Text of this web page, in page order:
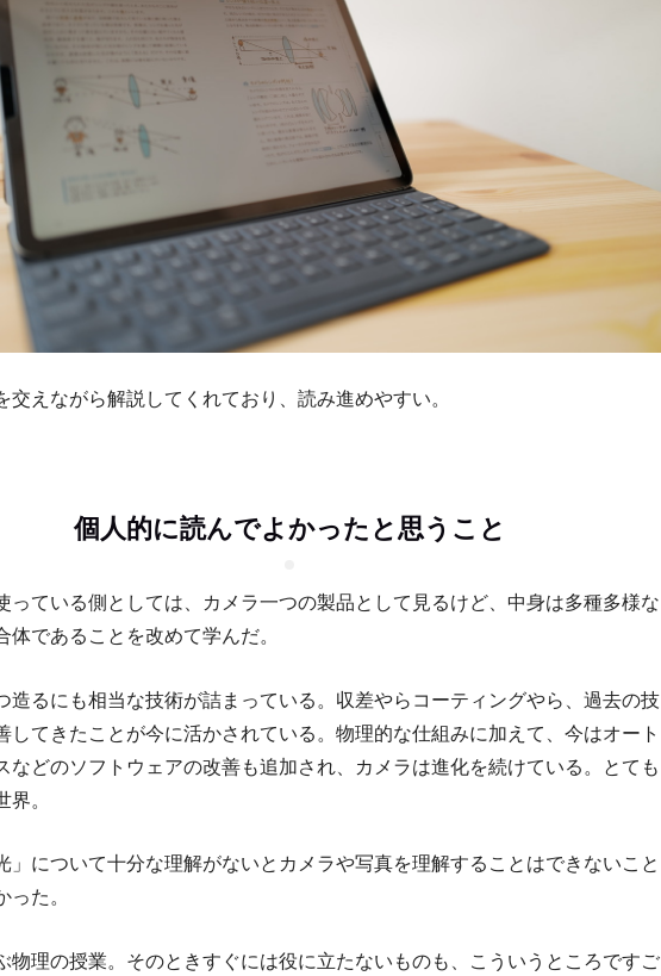
交えながら解説してくれており、読み進めやすい。
個人的に読んでよかったと思うこと
っている側としては、カメラ一つの製品として見るけど、中身は多種多様な
体であることを改めて学んだ。
造るにも相当な技術が詰まっている。収差やらコーティングやら、過去の技
してきたことが今に活かされている。物理的な仕組みに加えて、今はオート
などのソフトウェアの改善も追加され、カメラは進化を続けている。とても
界。
」について十分な理解がないとカメラや写真を理解することはできないこと
った。
物理の授業。そのときすぐには役に立たないものも、こういうところですご